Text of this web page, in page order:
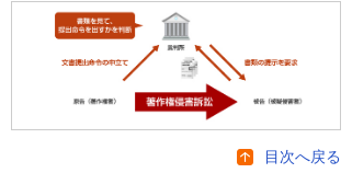
目次へ戻る